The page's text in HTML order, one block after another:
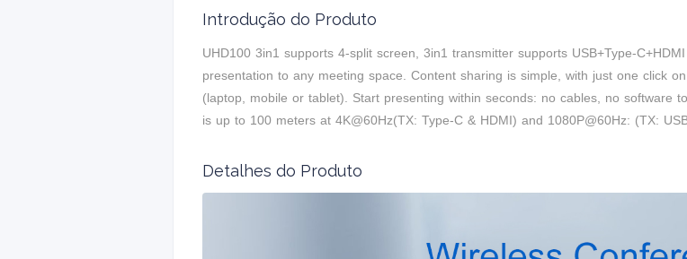
Introdução do Produto
UHD100 3in1 supports 4-split screen, 3in1 transmitter supports USB+Type-
presentation to any meeting space. Content sharing is simple, with just one click
(laptop, mobile or tablet). Start presenting within seconds: no cables, no software
is up to 100 meters at 4K@60Hz(TX: Type-C & HDMI) and 1080P@60Hz: (TX:
Detalhes do Produto